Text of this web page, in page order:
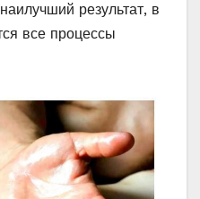
результат, в
все процессы